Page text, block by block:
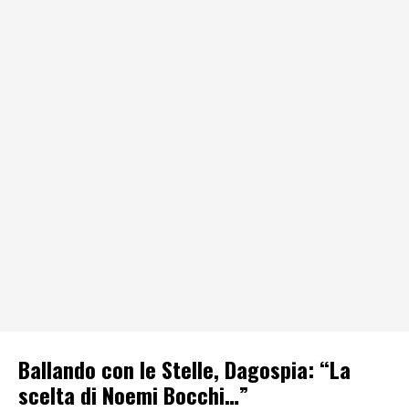
Ballando con le Stelle, Dagospia: “La
scelta di Noemi Bocchi…”